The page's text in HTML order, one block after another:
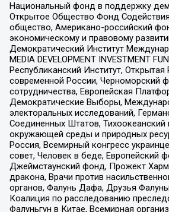
Национальный фонд в поддержку
Открытое Общество Фонд
общество, Американо-российский
экономическому и правовому
Демократический Институт
MEDIA DEVELOPMENT INVESTMENT
Республиканский Институт, Открытая
современной России, Черноморский
сотрудничества, Европейская
Демократические Выборы,
электоральных исследований,
Соединенных Штатов, Тихоокеанский
окружающей среды и природных
Россия, Всемирный конгресс
совет, Человек в беде, Европейский
Джеймстаунский фонд, Прожект
дракона, Врачи против
органов, Фалунь Дафа, Друзья
Коалиция по расследованию
Фалуньгун в Китае, Всемирная